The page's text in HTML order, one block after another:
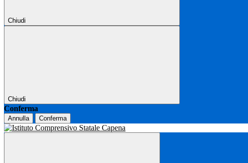
Chiudi
Chiudi
Conferma
Annulla Conferma